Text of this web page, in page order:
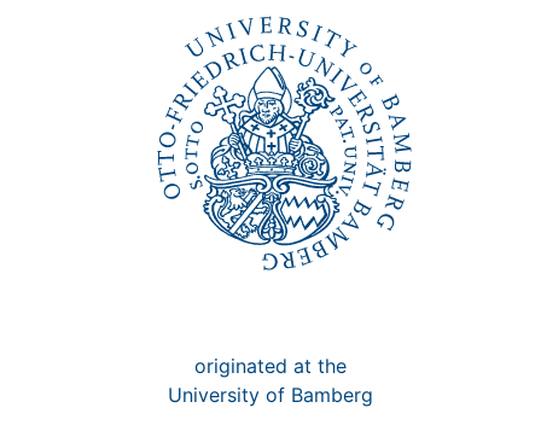
originated at the
University of Bamberg